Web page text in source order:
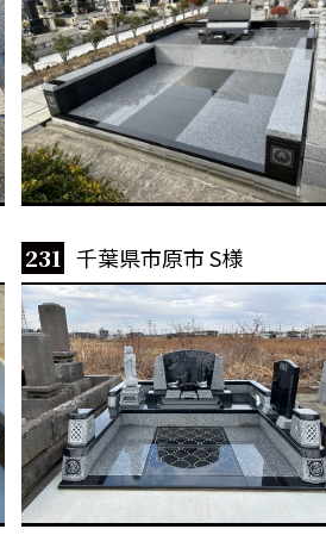
231 千葉県市原市 S様